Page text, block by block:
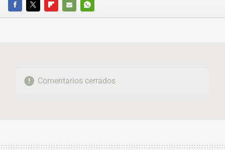
FACEBOOKTWITTERFLIPBOARD
E-
WHATSAPP
Comentarios cerrados